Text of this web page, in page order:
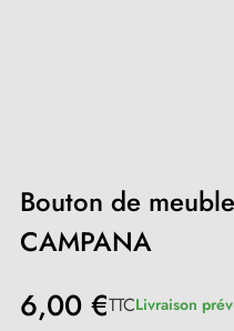
Bouton de
CAMPANA
6,00 €TTCLivraison